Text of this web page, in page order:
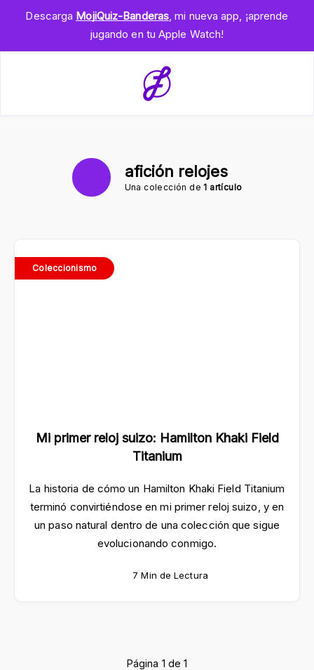
Descarga MojiQuiz-Banderas, mi nueva app, ¡aprende
jugando en tu Apple Watch!
afición relojes
Una colección de1 artículo
Coleccionismo
Mi primer reloj suizo: Hamilton Khaki Field
Titanium
La historia de cómo un Hamilton Khaki Field Titanium
terminó convirtiéndose en mi primer reloj suizo, y en
un paso natural dentro de una colección que sigue
evolucionando conmigo.
7 Min de Lectura
Página 1 de 1